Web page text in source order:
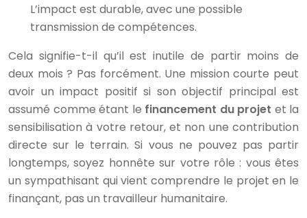
L’impact est durable, avec une possible
transmission de compétences.
Cela signifie-t-il qu’il est inutile de partir moins de
deux mois ? Pas forcément. Une mission courte peut
avoir un impact positif si son objectif principal est
assumé comme étant le financement du projet et la
sensibilisation à votre retour, et non une contribution
directe sur le terrain. Si vous ne pouvez pas partir
longtemps, soyez honnête sur votre rôle : vous êtes
un sympathisant qui vient comprendre le projet en le
finançant, pas un travailleur humanitaire.